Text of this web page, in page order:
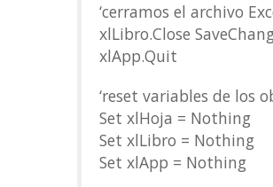
‘cerramos el archivo
xlLibro.Close
xlApp.Quit
‘reset variables de los
Set xlHoja = Nothing
Set xlLibro = Nothing
Set xlApp = Nothing